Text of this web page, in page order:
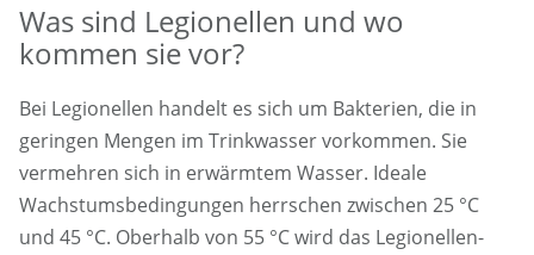
Was sind Legionellen und wo
kommen sie vor?
Bei Legionellen handelt es sich um Bakterien, die in
geringen Mengen im Trinkwasser vorkommen. Sie
vermehren sich in erwärmtem Wasser. Ideale
Wachstumsbedingungen herrschen zwischen 25 °C
und 45 °C. Oberhalb von 55 °C wird das Legionellen-